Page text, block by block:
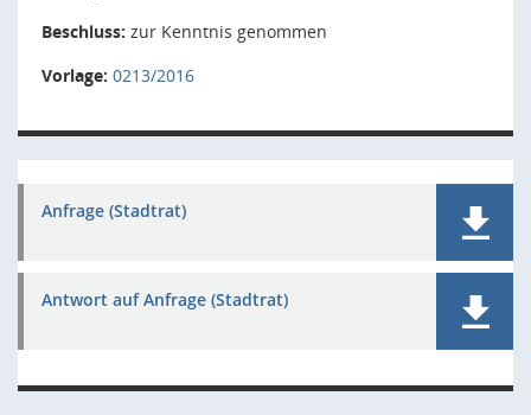
Beschluss: zur Kenntnis genommen
Vorlage: 0213/2016
Anfrage (Stadtrat)
Antwort auf Anfrage (Stadtrat)